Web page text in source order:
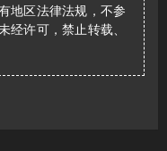
地区法律法规，不参
经许可，禁止转载、